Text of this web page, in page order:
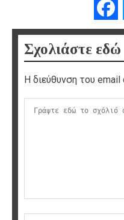
Σχολιάστε εδώ
Η διεύθυνση του email